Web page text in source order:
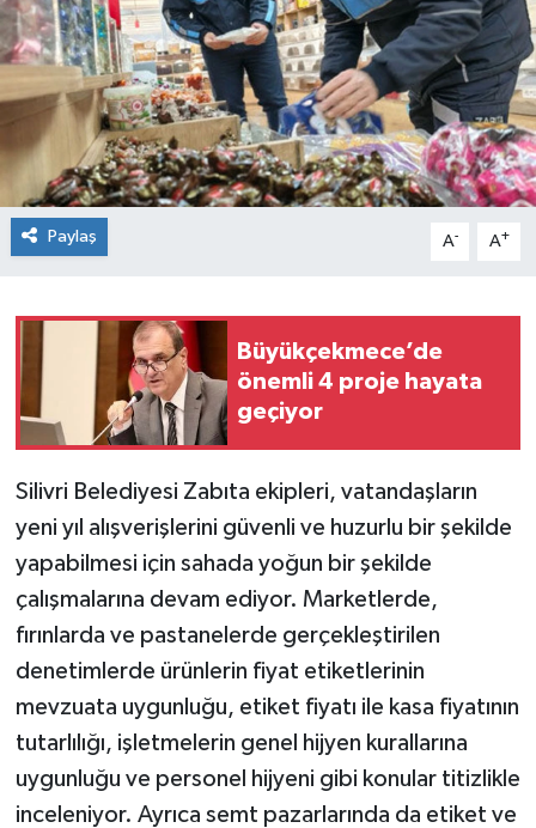
Paylaş A- A+
Büyükçekmece’de
önemli 4 proje hayata
geçiyor
Silivri Belediyesi Zabıta ekipleri, vatandaşların
yeni yıl alışverişlerini güvenli ve huzurlu bir şekilde
yapabilmesi için sahada yoğun bir şekilde
çalışmalarına devam ediyor. Marketlerde,
fırınlarda ve pastanelerde gerçekleştirilen
denetimlerde ürünlerin fiyat etiketlerinin
mevzuata uygunluğu, etiket fiyatı ile kasa fiyatının
tutarlılığı, işletmelerin genel hijyen kurallarına
uygunluğu ve personel hijyeni gibi konular titizlikle
inceleniyor. Ayrıca semt pazarlarında da etiket ve